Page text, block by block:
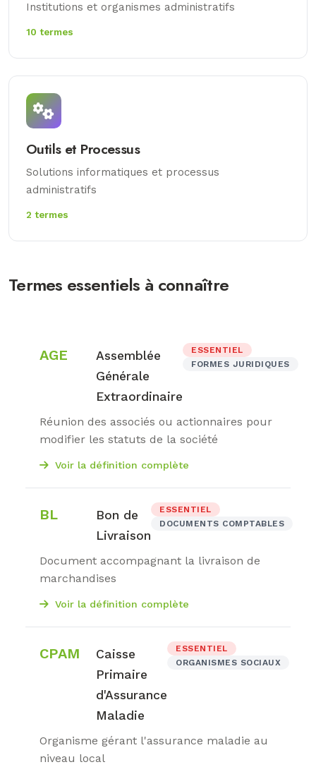
Institutions et organismes administratifs
10 termes
Outils et Processus
Solutions informatiques et processus
administratifs
2 termes
Termes essentiels à connaître
AGE
Assemblée
Générale
Extraordinaire
ESSENTIEL
FORMES JURIDIQUES
Réunion des associés ou actionnaires pour
modifier les statuts de la société
Voir la définition complète
BL
Bon de
Livraison
ESSENTIEL
DOCUMENTS COMPTABLES
Document accompagnant la livraison de
marchandises
Voir la définition complète
CPAM
Caisse
Primaire
d'Assurance
Maladie
ESSENTIEL
ORGANISMES SOCIAUX
Organisme gérant l'assurance maladie au
niveau local